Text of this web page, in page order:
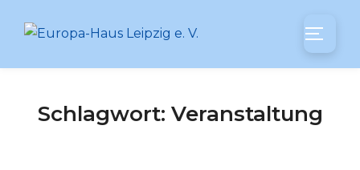
Inhalt
Schlagwort: Veranstaltung